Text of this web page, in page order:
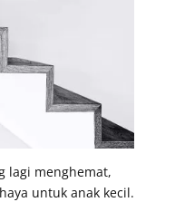
lagi menghemat,
untuk anak kecil.